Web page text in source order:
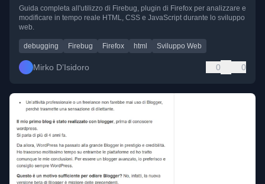
Firefox
Guida completa all'utilizzo di Firebug, plugin di Firefox per analizzare e
modificare in tempo reale HTML, CSS e JavaScript durante lo sviluppo
web.
debugging Firebug Firefox html Sviluppo Web
Mirko D’Isidoro 0 0